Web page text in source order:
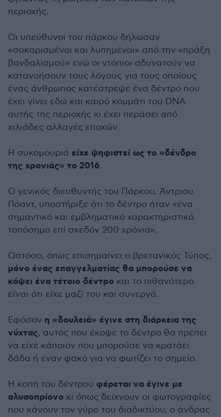
περιοχής.
Οι υπεύθυνοι του πάρκου δήλωσαν
«σοκαρισμένοι και λυπημένοι» από την «πράξη
βανδαλισμού» ενώ οι ντόπιοι αδυνατούν να
κατανοήσουν τους λόγους για τους οποίους
ένας άνθρωπος κατέστρεψε ένα δέντρο που
έχει γίνει εδώ και καιρό κομμάτι του DNA
αυτής της περιοχής κι έχει περάσει από
χιλιάδες αλλαγές εποχών.
Η συκομουριά είχε ψηφιστεί ως το «δένδρο
της χρονιάς» το 2016.
Ο γενικός διευθυντής του Πάρκου, Άντριου
Πόαντ, υποστήριξε ότι το δέντρο ήταν «ένα
σημαντικό και εμβληματικό χαρακτηριστικό
τοπόσημο επί σχεδόν 200 χρόνια».
Ωστόσο, όπως επισημαίνει ο βρετανικός Τύπος,
μόνο ένας επαγγελματίας θα μπορούσε να
κόψει ένα τέτοιο δέντρο και το πιθανότερο
είναι ότι είχε μαζί του και συνεργό.
Εφόσον η «δουλειά» έγινε στη διάρκεια της
νύχτας, αυτός που έκοψε το δέντρο θα πρέπει
να είχε κάποιον που μπορούσε να κρατάει
δάδα ή έναν φακό για να φωτίζει το σημείο.
Η κοπή του δέντρου φέρεται να έγινε με
αλυσοπρίονο κι όπως δείχνουν οι φωτογραφίες
που κάνουν τον γύρο του διαδικτύου, ο άνδρας